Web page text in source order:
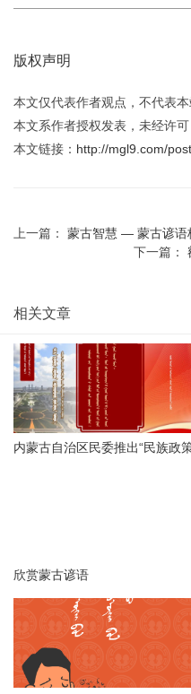
版权声明
本文仅代表作者观点，不代表本
本文系作者授权发表，未经许可
本文链接： http://mgl9.com/
上一篇： 蒙古智慧 — 蒙古谚语
下一篇：
相关文章
内蒙古自治区民委推出“民族政
欣赏蒙古谚语